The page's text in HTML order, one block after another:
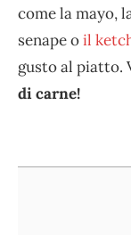
come la mayo,
senape oil
gusto al piatto.
di carne!